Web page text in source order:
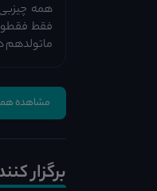
همه
فقط
ماتولدهم
مشاهده
برگزار